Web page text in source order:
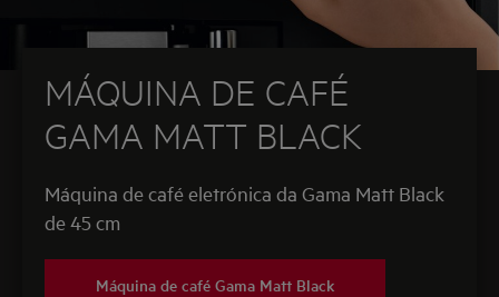
MÁQUINA DE CAFÉ
GAMA MATT BLACK
Máquina de café eletrónica da Gama Matt Black
de 45 cm
Máquina de café Gama Matt Black